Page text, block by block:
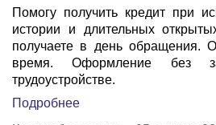
Помогу получить кредит при
истории и длительных
получаете в день обращения.
время. Оформление без
трудоустройстве.
Подробнее